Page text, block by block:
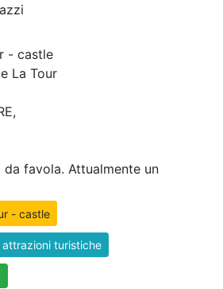
- castle
La Tour
favola. Attualmente un
turistiche